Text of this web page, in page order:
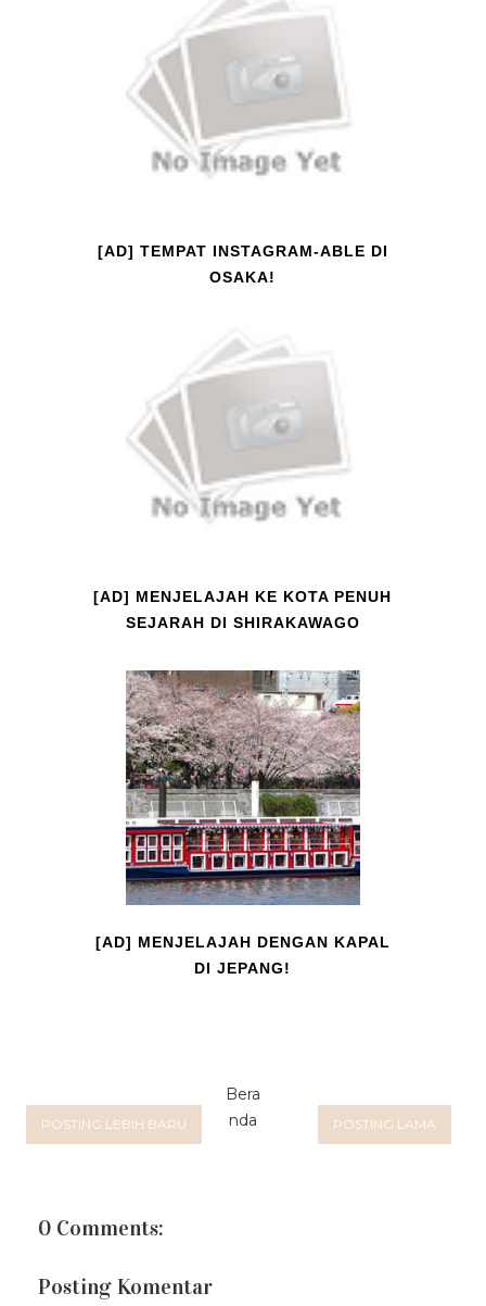
[AD] TEMPAT INSTAGRAM-ABLE DI
OSAKA!
[AD] MENJELAJAH KE KOTA PENUH
SEJARAH DI SHIRAKAWAGO
[AD] MENJELAJAH DENGAN KAPAL
DI JEPANG!
POSTING LEBIH BARU POSTING LAMA
Bera
nda
0 Comments:
Posting Komentar